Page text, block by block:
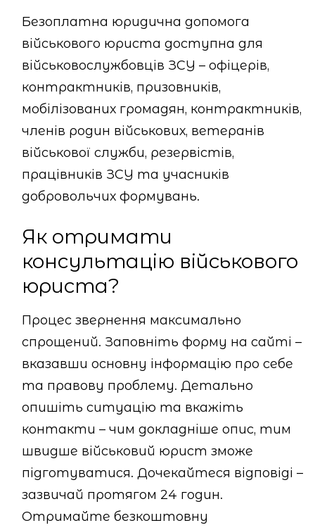
Безоплатна юридична допомога
військового юриста доступна для
військовослужбовців ЗСУ – офіцерів,
контрактників, призовників,
мобілізованих громадян, контрактників,
членів родин військових, ветеранів
військової служби, резервістів,
працівників ЗСУ та учасників
добровольчих формувань.
Як отримати
консультацію військового
юриста?
Процес звернення максимально
спрощений. Заповніть форму на сайті –
вказавши основну інформацію про себе
та правову проблему. Детально
опишіть ситуацію та вкажіть
контакти – чим докладніше опис, тим
швидше військовий юрист зможе
підготуватися. Дочекайтеся відповіді –
зазвичай протягом 24 годин.
Отримайте безкоштовну